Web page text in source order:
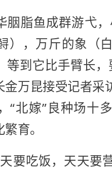
胭脂鱼成群游弋
），万斤的象（
等到它比手臂长
金万昆接受记者采
“北嫁”良种场十
育。
要吃饭，天天要